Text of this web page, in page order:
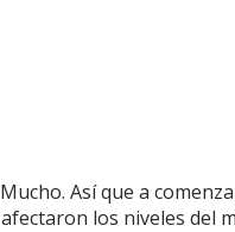
Así que a
los niveles del